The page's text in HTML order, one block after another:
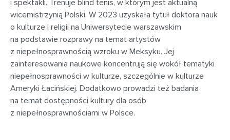
i spektakli. Trenuje blind tenis, w którym jest aktualną
wicemistrzynią Polski. W 2023 uzyskała tytuł doktora nauk
o kulturze i religii na Uniwersytecie warszawskim
na podstawie rozprawy na temat artystów
z niepełnosprawnością wzroku w Meksyku. Jej
zainteresowania naukowe koncentrują się wokół tematyki
niepełnosprawności w kulturze, szczególnie w kulturze
Ameryki Łacińskiej. Dodatkowo prowadzi też badania
na temat dostępności kultury dla osób
z niepełnosprawnościami w Polsce.